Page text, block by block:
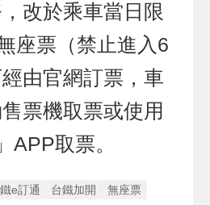
改於乘車當日限
座票（禁止進入6
由官網訂票，車
票機取票或使用
APP取票。
e訂通 台鐵加開
無座票